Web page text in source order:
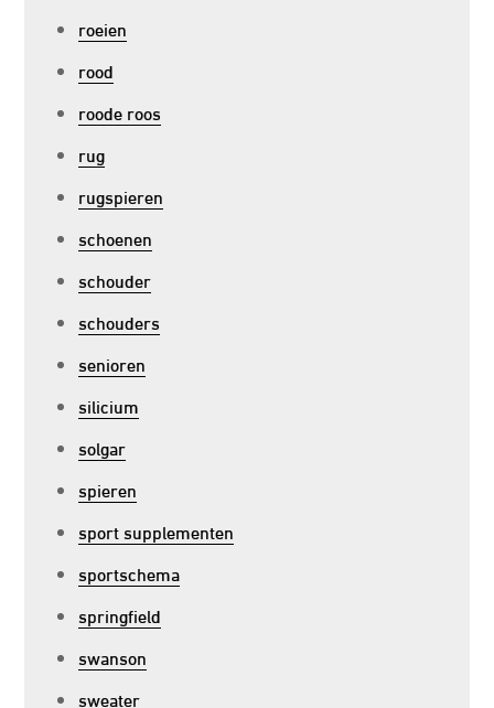
roeien
rood
roode roos
rug
rugspieren
schoenen
schouder
schouders
senioren
silicium
solgar
spieren
sport supplementen
sportschema
springfield
swanson
sweater